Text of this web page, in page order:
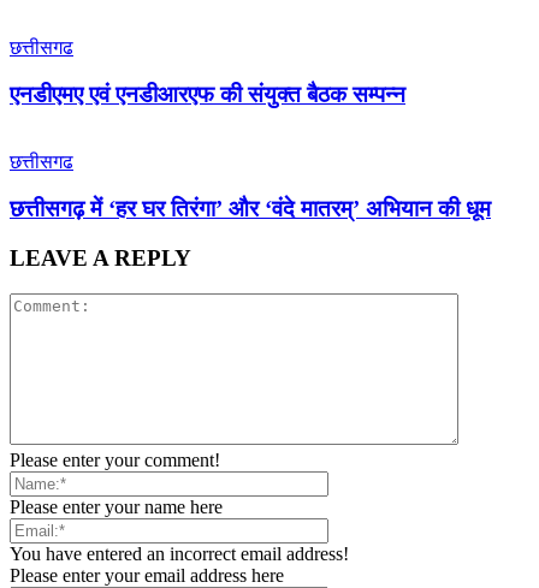
छत्तीसगढ
एनडीएमए एवं एनडीआरएफ की संयुक्त बैठक सम्पन्न
छत्तीसगढ
छत्तीसगढ़ में ‘हर घर तिरंगा’ और ‘वंदे मातरम्’ अभियान की धूम
LEAVE A REPLY
Please enter your comment!
Please enter your name here
You have entered an incorrect email address!
Please enter your email address here